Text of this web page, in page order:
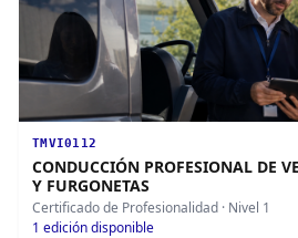
TMVI0112
CONDUCCIÓN PROFESIONAL DE
Y FURGONETAS
Certificado de Profesionalidad · Nivel 1
1 edición disponible